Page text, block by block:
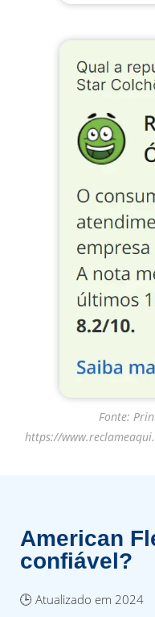
Fonte:
https://
American
confiável?
🕒 Atualizado em 2024